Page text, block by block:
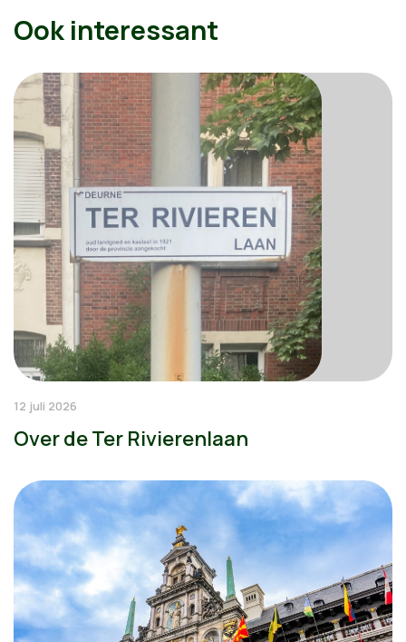
Ook interessant
12 juli 2026
Over de Ter Rivierenlaan